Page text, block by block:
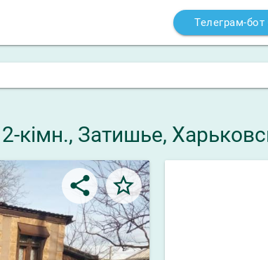
Телеграм-бот
кімн., Затишье,
share star_border